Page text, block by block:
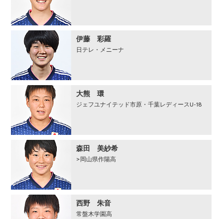
伊藤 彩羅
日テレ・メニーナ
⼤熊 環
ジェフユナイテッド市原・千葉レディースU-18
森田 美紗希
>岡山県作陽高
⻄野 朱⾳
常盤⽊学園⾼